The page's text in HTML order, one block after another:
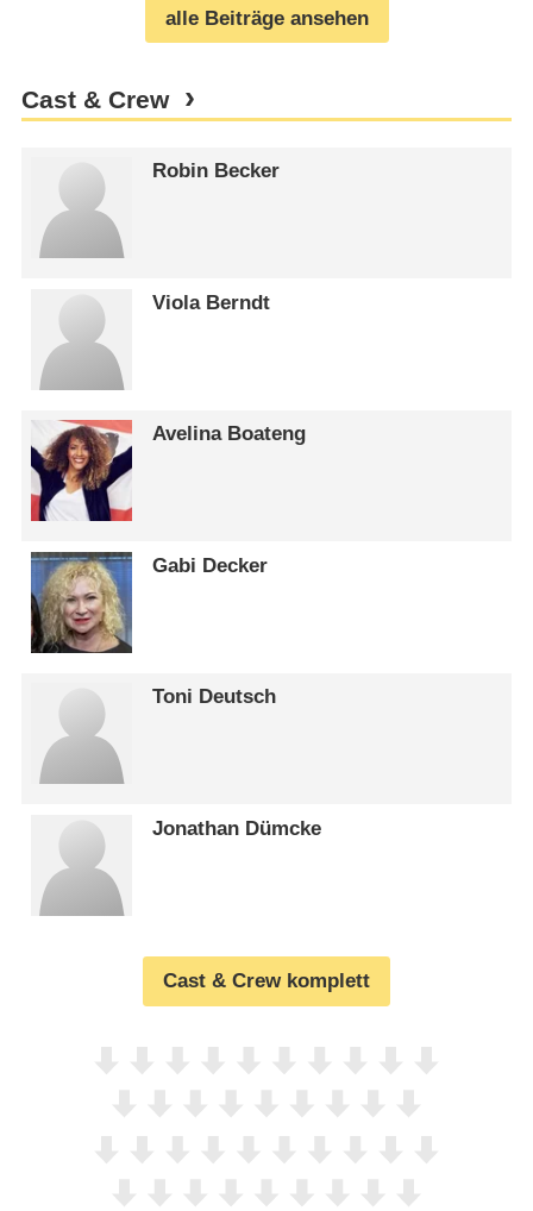
alle Beiträge ansehen
Cast & Crew
Robin Becker
Viola Berndt
Avelina Boateng
Gabi Decker
Toni Deutsch
Jonathan Dümcke
Cast & Crew komplett